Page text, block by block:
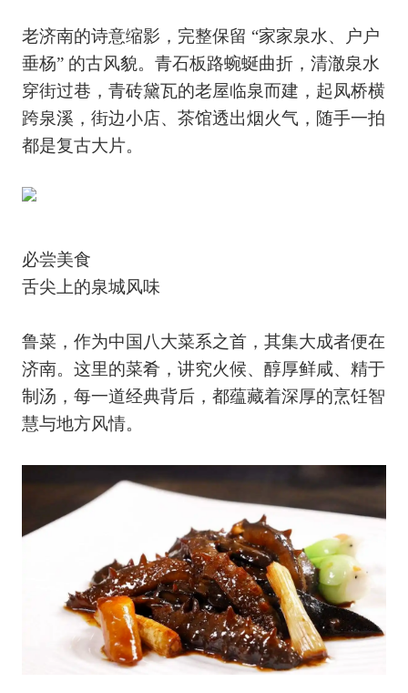
老济南的诗意缩影，完整保留 “家家泉水、户户
垂杨” 的古风貌。青石板路蜿蜒曲折，清澈泉水
穿街过巷，青砖黛瓦的老屋临泉而建，起凤桥横
跨泉溪，街边小店、茶馆透出烟火气，随手一拍
都是复古大片。
必尝美食
舌尖上的泉城风味
鲁菜，作为中国八大菜系之首，其集大成者便在
济南。这里的菜肴，讲究火候、醇厚鲜咸、精于
制汤，每一道经典背后，都蕴藏着深厚的烹饪智
慧与地方风情。